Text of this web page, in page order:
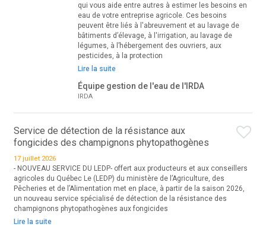
qui vous aide entre autres à estimer les besoins en
eau de votre entreprise agricole. Ces besoins
peuvent être liés à l'abreuvement et au lavage de
bâtiments d’élevage, à l'irrigation, au lavage de
légumes, à l’hébergement des ouvriers, aux
pesticides, à la protection
Lire la suite
Équipe gestion de l'eau de l'IRDA
IRDA
Service de détection de la résistance aux
fongicides des champignons phytopathogènes
17 juillet 2026
- NOUVEAU SERVICE DU LEDP- offert aux producteurs et aux conseillers
agricoles du Québec Le (LEDP) du ministère de l’Agriculture, des
Pêcheries et de l’Alimentation met en place, à partir de la saison 2026,
un nouveau service spécialisé de détection de la résistance des
champignons phytopathogènes aux fongicides
Lire la suite